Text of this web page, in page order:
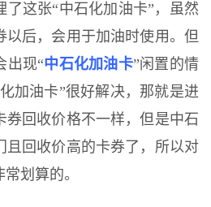
这张“中石化加油卡”，虽然
以后，会用于加油时使用。但
出现“中石化加油卡”闲置的情
加油卡”很好解决，那就是进
券回收价格不一样，但是中石
且回收价高的卡券了，所以对
划算的。